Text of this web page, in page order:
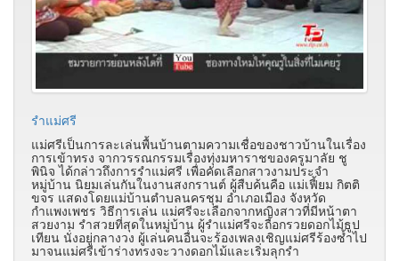
รำแม่ศรี
แม่ศรีเป็นการละเล่นพื้นบ้านตามความเชื่อของชาวบ้านในเรื่อง
การเข้าทรง จากวรรณกรรมเรื่องทุ่งมหาราชของครูมาลัย ชู
พินิจ ได้กล่าวถึงการรำแม่ศรี เพื่อคัดเลือกสาวงามประจำ
หมู่บ้าน นิยมเล่นกันในงานสงกรานต์ ผู้สืบค้นคือ แม่เฟี้ยม กิตติ
ขจร แสดงโดยแม่บ้านตำบลนครชุม อำเภอเมือง จังหวัด
กำแพงเพชร วิธีการเล่น แม่ศรีจะเลือกจากหญิงสาวที่มีหน้าตา
สวยงาม รำสวยที่สุดในหมู่บ้าน ผู้รำแม่ศรีจะถือกรวยดอกไม้ธูป
เทียน นั่งอยู่กลางวง ผู้เล่นคนอื่นจะร้องเพลงเชิญแม่ศรีร้องซ้ำไป
มาจนแม่ศรีเข้าร่างทรงจะวางดอกไม้และเริ่มลุกรำ